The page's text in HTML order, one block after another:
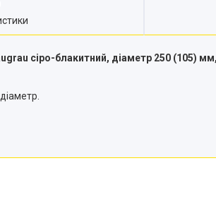
сіро-блакитний, діаметр 250 (105)